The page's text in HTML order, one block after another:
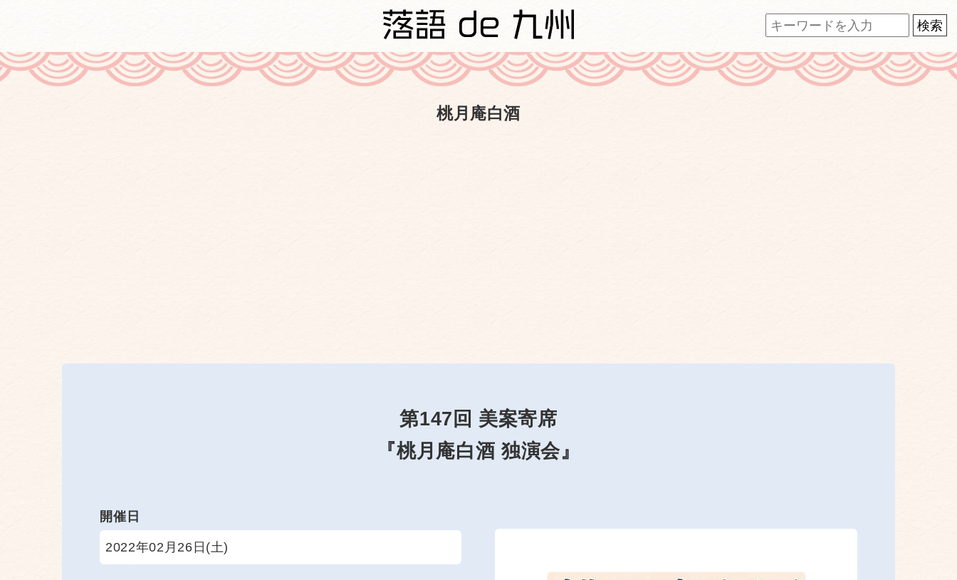
桃月庵白酒
第147回 美案寄席
『桃月庵白酒 独演会』
開催日
2022年02月26日(土)